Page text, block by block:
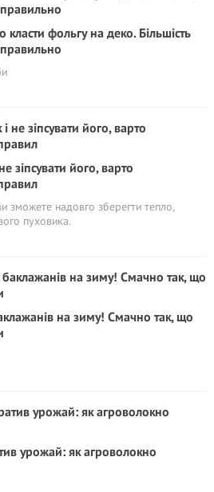
фольгу на деко. Більшість
зіпсувати його, варто
зможете надовго зберегти тепло,
пуховика.
на зиму! Смачно так, що
урожай: як агроволокно